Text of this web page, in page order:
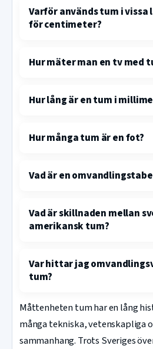
Varför används tum i
för centimeter?
Hur mäter man en tv med
Hur lång är en tum i
Hur många tum är en fot?
Vad är en
Vad är skillnaden mellan
amerikansk tum?
Var hittar jag
tum?
Måttenheten tum har en lång
många tekniska, vetenskapliga
sammanhang. Trots Sveriges